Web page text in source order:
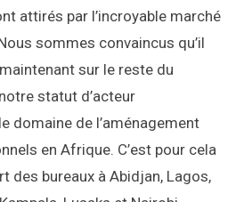
attirés par l’incroyable marché
sommes convaincus qu’il
sur le reste du
statut d’acteur
domaine de l’aménagement
en Afrique. C’est pour cela
des bureaux à Abidjan, Lagos,